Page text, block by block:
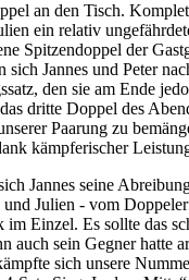
an den Tisch.
ein relativ
Spitzendoppel der
sich Jannes und Peter
den sie am Ende
dritte Doppel des
Paarung zu
kämpferischer
Jannes seine
und Julien - vom
im Einzel. Es sollte das
auch sein Gegner hatte
sich unsere